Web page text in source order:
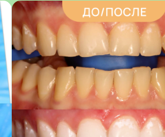
129 оценки
67 отзыва
105 оценок